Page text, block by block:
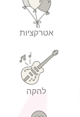
אטרקציות
להקה